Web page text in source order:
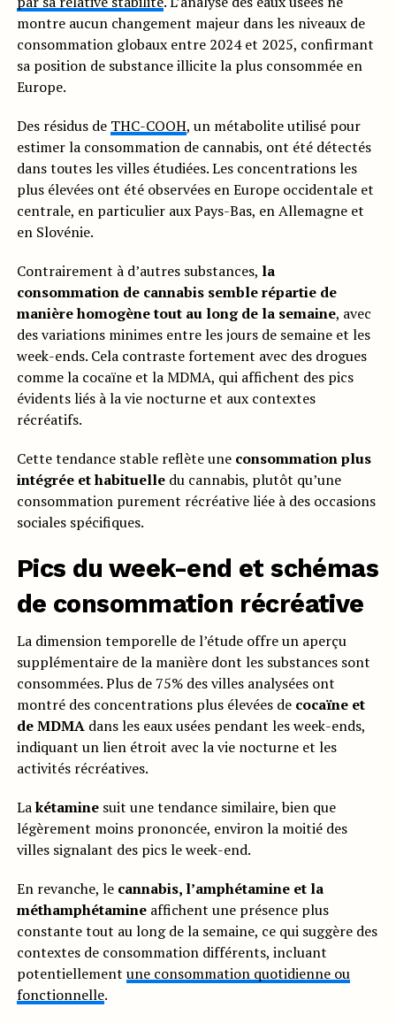
montre aucun changement majeur dans les niveaux de
consommation globaux entre 2024 et 2025, confirmant
sa position de substance illicite la plus consommée en
Europe.
Des résidus de THC-COOH, un métabolite utilisé pour
estimer la consommation de cannabis, ont été détectés
dans toutes les villes étudiées. Les concentrations les
plus élevées ont été observées en Europe occidentale et
centrale, en particulier aux Pays-Bas, en Allemagne et
en Slovénie.
Contrairement à d’autres substances, la
consommation de cannabis semble répartie de
manière homogène tout au long de la semaine, avec
des variations minimes entre les jours de semaine et les
week-ends. Cela contraste fortement avec des drogues
comme la cocaïne et la MDMA, qui affichent des pics
évidents liés à la vie nocturne et aux contextes
récréatifs.
Cette tendance stable reflète une consommation plus
intégrée et habituelledu cannabis, plutôt qu’une
consommation purement récréative liée à des occasions
sociales spécifiques.
Pics du week-end et schémas
de consommation récréative
La dimension temporelle de l’étude offre un aperçu
supplémentaire de la manière dont les substances sont
consommées. Plus de 75% des villes analysées ont
montré des concentrations plus élevées de cocaïne et
de MDMAdans les eaux usées pendant les week-ends,
indiquant un lien étroit avec la vie nocturne et les
activités récréatives.
Lakétaminesuit une tendance similaire, bien que
légèrement moins prononcée, environ la moitié des
villes signalant des pics le week-end.
En revanche, le cannabis, l’amphétamine et la
méthamphétamineaffichent une présence plus
constante tout au long de la semaine, ce qui suggère des
contextes de consommation différents, incluant
potentiellement une consommation quotidienne ou
fonctionnelle.